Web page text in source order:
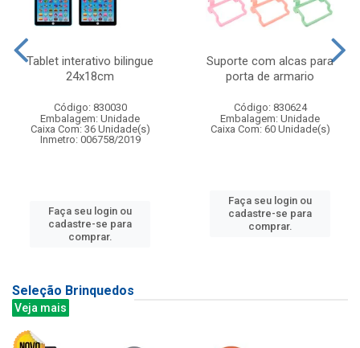
Tablet interativo bilingue
24x18cm
Código: 830030
Embalagem: Unidade
Caixa Com: 36 Unidade(s)
Inmetro: 006758/2019
Faça seu login ou
cadastre-se para
comprar.
Suporte com alcas para
porta de armario
Código: 830624
Embalagem: Unidade
Caixa Com: 60 Unidade(s)
Faça seu login ou
cadastre-se para
comprar.
Seleção Brinquedos
Veja mais